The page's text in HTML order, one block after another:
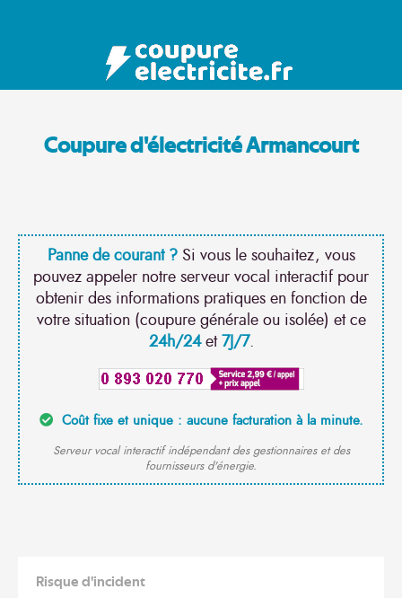
Coupure d'électricité Armancourt
Panne de courant ?Si vous le souhaitez, vous
pouvez appeler notre serveur vocal interactif pour
obtenir des informations pratiques en fonction de
votre situation (coupure générale ou isolée) et ce
24h/24et7J/7.
Coût fixe et unique : aucune facturation à la minute.
Serveur vocal interactif indépendant des gestionnaires et des
fournisseurs d'énergie.
Risque d'incident